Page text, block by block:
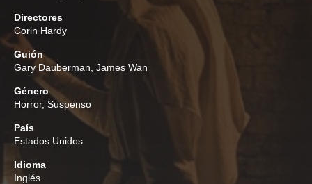
Directores
Corin Hardy
Guión
Gary Dauberman James Wan
Género
Horror, Suspenso
País
Estados Unidos
Idioma
Inglés